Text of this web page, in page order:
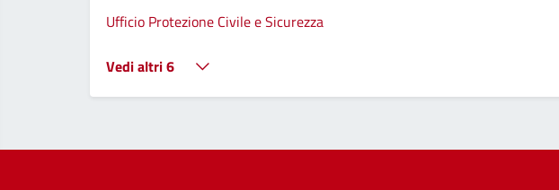
Ufficio Protezione Civile e Sicurezza
Vedi altri 6